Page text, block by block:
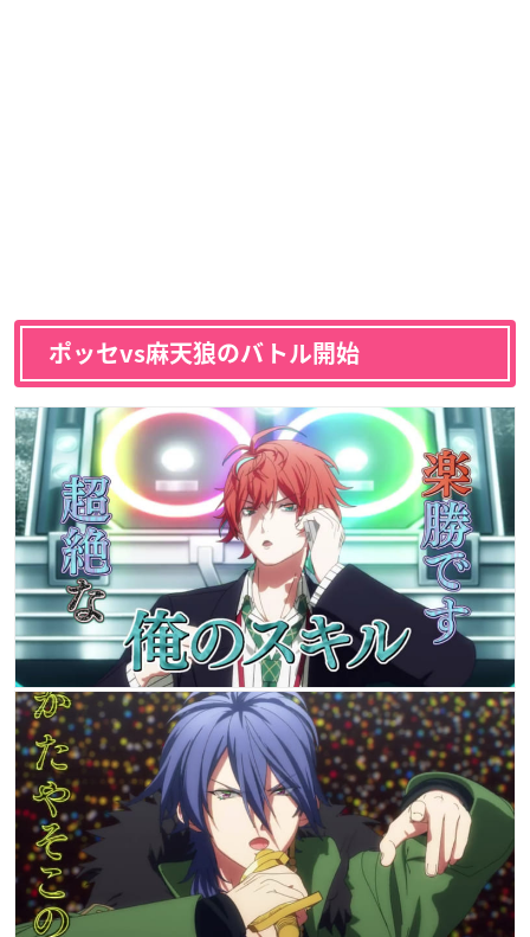
ポッセvs麻天狼のバトル開始